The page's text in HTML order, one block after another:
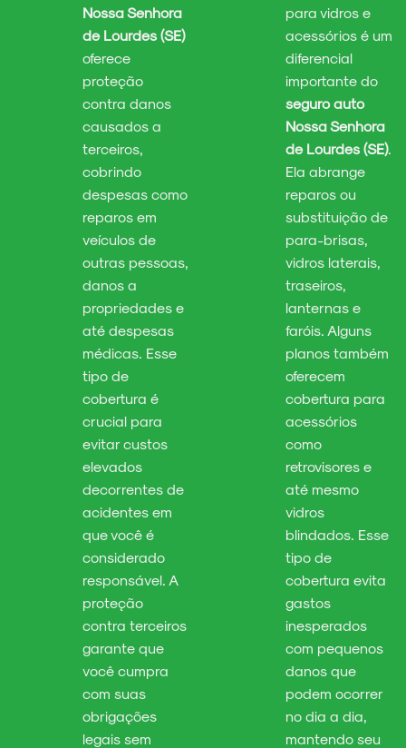
Nossa Senhora
de Lourdes (SE)
oferece
proteção
contra danos
causados a
terceiros,
cobrindo
despesas como
reparos em
veículos de
outras pessoas,
danos a
propriedades e
até despesas
médicas. Esse
tipo de
cobertura é
crucial para
evitar custos
elevados
decorrentes de
acidentes em
que você é
considerado
responsável. A
proteção
contra terceiros
garante que
você cumpra
com suas
obrigações
legais sem
para vidros e
acessórios é um
diferencial
importante do
seguro auto
Nossa Senhora
de Lourdes (SE).
Ela abrange
reparos ou
substituição de
para-brisas,
vidros laterais,
traseiros,
lanternas e
faróis. Alguns
planos também
oferecem
cobertura para
acessórios
como
retrovisores e
até mesmo
vidros
blindados. Esse
tipo de
cobertura evita
gastos
inesperados
com pequenos
danos que
podem ocorrer
no dia a dia,
mantendo seu